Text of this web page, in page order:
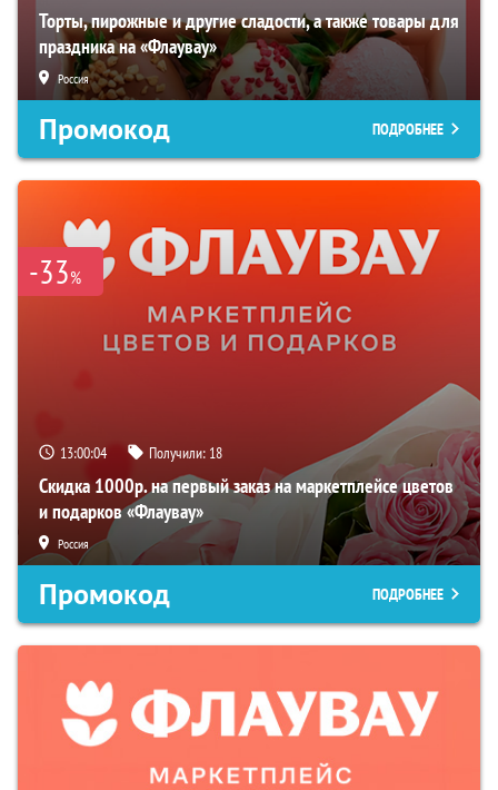
Торты, пирожные и другие сладости, а также товары для
праздника на «Флаувау»
Россия
Промокод ПОДРОБНЕЕ
-33%
13:00:02 Получили: 18
Скидка 1000р. на первый заказ на маркетплейсе цветов
и подарков «Флаувау»
Россия
Промокод ПОДРОБНЕЕ